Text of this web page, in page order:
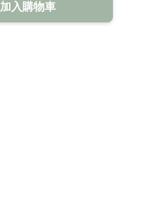
加入購物車